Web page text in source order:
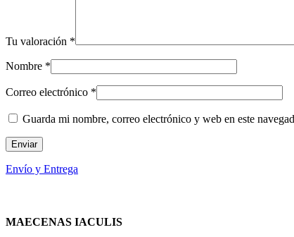
Tu valoración *
Nombre *
Correo electrónico *
Guarda mi nombre, correo electrónico y web en este
Envío y Entrega
MAECENAS IACULIS